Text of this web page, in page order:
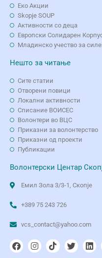
Еко Aкции
Skopje SOUP
Активности со деца
Европски Солидарен
Младинско учество за
Нешто за читање
Сите статии
Отворени повици
Локални активности
Списание ВОИСЕС
Волонтери во ВЦС
Приказни за волонтерство
Приказни од проекти
Публикации
Волонтерски Центар
Емил Зола 3/3-1, Скопје
+389 75 243 726
vcs_contact@yahoo.com